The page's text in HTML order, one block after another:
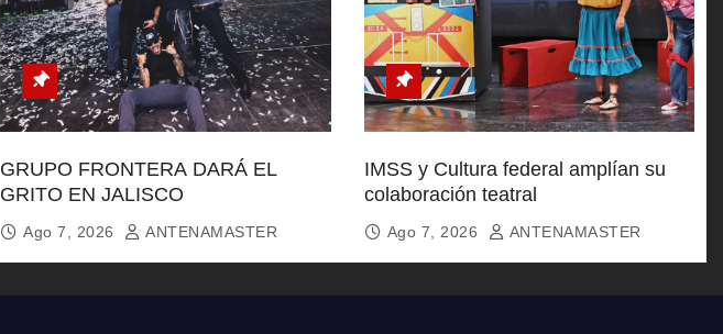
GRUPO FRONTERA DARÁ EL
GRITO EN JALISCO
Ago 7, 2026 ANTENAMASTER
IMSS y Cultura federal amplían su
colaboración teatral
Ago 7, 2026 ANTENAMASTER